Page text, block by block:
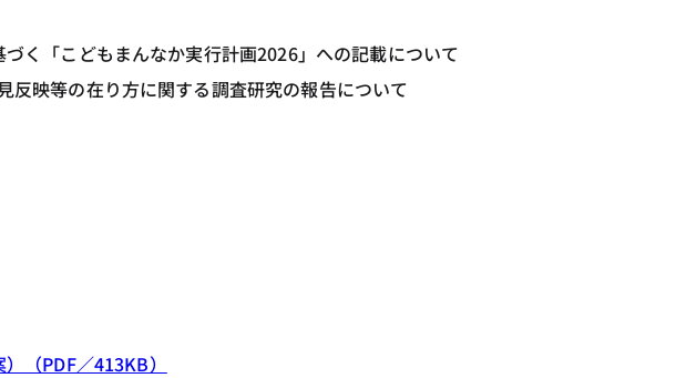
く「こどもまんなか実行計画2026」への記載について
反映等の在り方に関する調査研究の報告について
（PDF／413KB）